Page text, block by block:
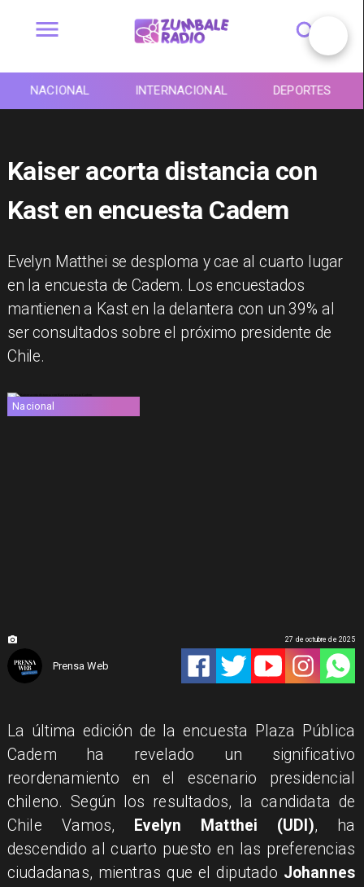
NACIONAL INTERNACIONAL DEPORTES
Kaiser acorta distancia con
Kast en encuesta Cadem
Evelyn Matthei se desploma y cae al cuarto lugar
en la encuesta de Cadem. Los encuestados
mantienen a Kast en la delantera con un 39% al
ser consultados sobre el próximo presidente de
Chile.
Nacional
Prensa Web
27 de octubre de 2025
La última edición de la encuesta Plaza Pública
Cadem ha revelado un significativo
reordenamiento en el escenario presidencial
chileno. Según los resultados, la candidata de
Chile Vamos,
Evelyn Matthei (UDI), ha
descendido al cuarto puesto en las preferencias
ciudadanas, mientras que el diputado Johannes